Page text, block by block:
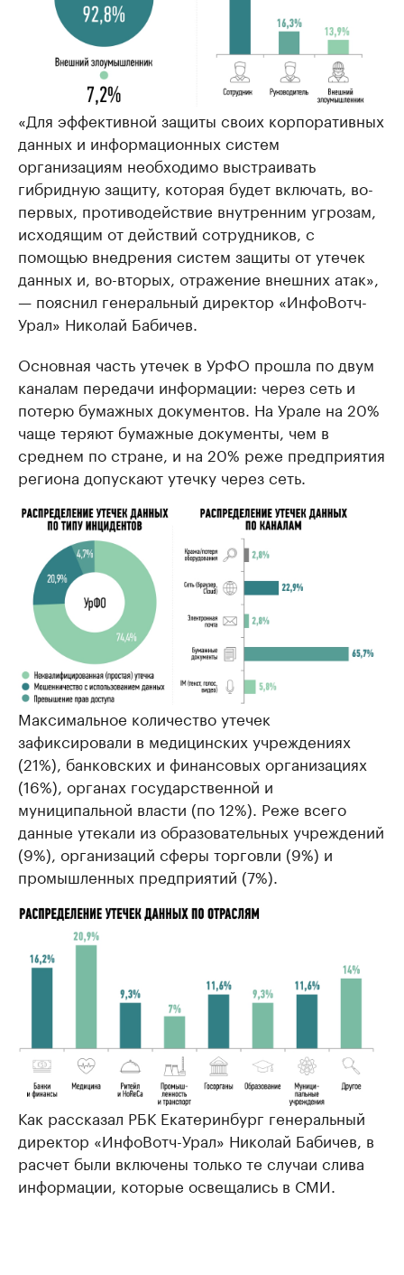
«Для эффективной защиты своих корпоративных
данных и информационных систем
организациям необходимо выстраивать
гибридную защиту, которая будет включать, во-
первых, противодействие внутренним угрозам,
исходящим от действий сотрудников, с
помощью внедрения систем защиты от утечек
данных и, во-вторых, отражение внешних атак»,
— пояснил генеральный директор «ИнфоВотч-
Урал» Николай Бабичев.
Основная часть утечек в УрФО прошла по двум
каналам передачи информации: через сеть и
потерю бумажных документов. На Урале на 20%
чаще теряют бумажные документы, чем в
среднем по стране, и на 20% реже предприятия
региона допускают утечку через сеть.
Максимальное количество утечек
зафиксировали в медицинских учреждениях
(21%), банковских и финансовых организациях
(16%), органах государственной и
муниципальной власти (по 12%). Реже всего
данные утекали из образовательных учреждений
(9%), организаций сферы торговли (9%) и
промышленных предприятий (7%).
Как рассказал РБК Екатеринбург генеральный
директор «ИнфоВотч-Урал» Николай Бабичев, в
расчет были включены только те случаи слива
информации, которые освещались в СМИ.